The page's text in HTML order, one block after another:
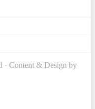
· Content & Design by